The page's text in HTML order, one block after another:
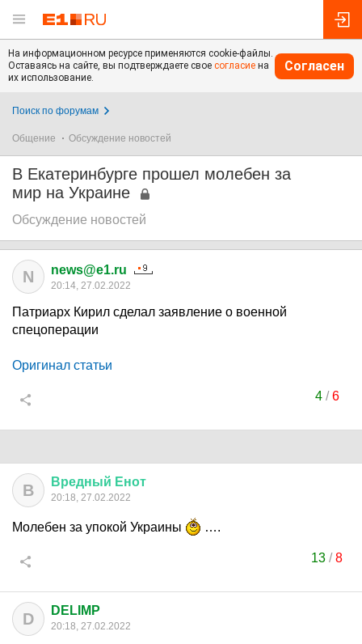
На информационном ресурсе применяются cookie-файлы.
Оставаясь на сайте, вы подтверждаете свое согласие на
их использование.
Согласен
Поиск по форумам
Общение Обсуждение новостей
В Екатеринбурге прошел молебен за
мир на Украине
Обсуждение новостей
N news@e1.ru
20:14, 27.02.2022
Патриарх Кирил сделал заявление о военной
спецоперации
Оригинал статьи
4/6
В Вредный Енот
20:18, 27.02.2022
Молебен за упокой Украины ….
13 /8
D DELIMP
20:18, 27.02.2022